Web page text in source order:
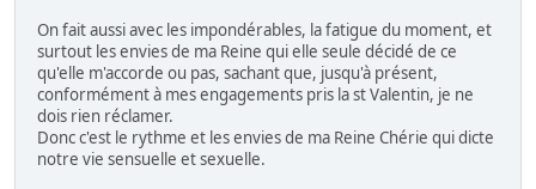
On fait aussi avec les impondérables, la fatigue du moment, et
surtout les envies de ma Reine qui elle seule décidé de ce
qu'elle m'accorde ou pas, sachant que, jusqu'à présent,
conformément à mes engagements pris la st Valentin, je ne
dois rien réclamer.
Donc c'est le rythme et les envies de ma Reine Chérie qui dicte
notre vie sensuelle et sexuelle.